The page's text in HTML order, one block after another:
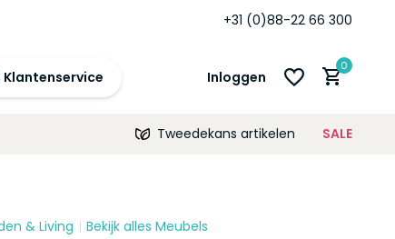
+31 (0)88-22 66 300
Klantenservice Inloggen
morgen
0
Tweedekans artikelen SALE
& Living Bekijk alles Meubels